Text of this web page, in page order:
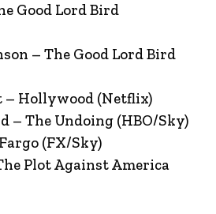
Good Lord Bird
– The Good Lord Bird
– Hollywood (Netflix)
– The Undoing (HBO/Sky)
(FX/Sky)
Plot Against America